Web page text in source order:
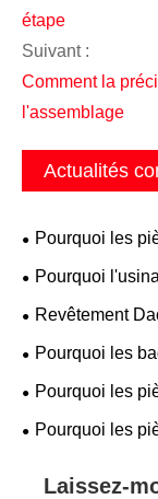
étape
Suivant :
Comment la
l'assemblage
Actualités
Pourquoi les
variations plus
Pourquoi
liquide de
Revêtement
tirée d'une
Pourquoi les
d'attention que
Pourquoi les
inoxydable
Pourquoi les
Laissez-